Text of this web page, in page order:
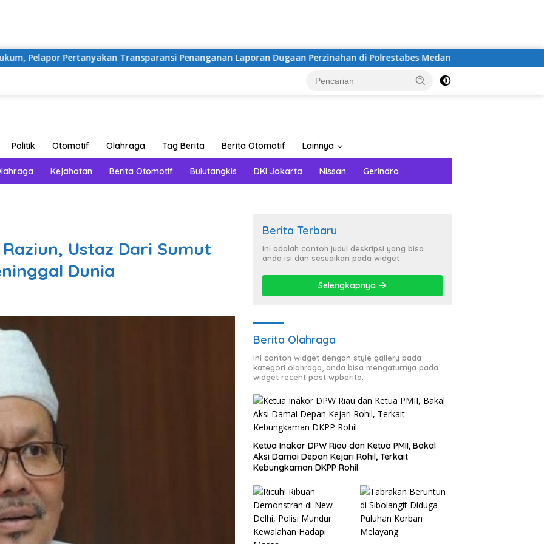
Pertanyakan Transparansi Penanganan Laporan Dugaan Perzinahan di Polrestabes Medan BPMP Sumatera Utara
Politik Otomotif Olahraga Tag Berita Berita Otomotif Lainnya
Kejahatan Berita Otomotif Bulutangkis DKI Jakarta Nissan Gerindra
Ustaz Dari Sumut
Dunia
Berita Terbaru
Ini adalah contoh judul deskripsi yang bisa
anda isi dan sesuaikan pada widget
Selengkapnya
Berita Olahraga
Ini contoh widget dengan style gallery pada
kategori olahraga, anda bisa mengaturnya pada
widget recent post wpberita.
Ketua Inakor DPW Riau dan Ketua PMII, Bakal
Aksi Damai Depan Kejari Rohil, Terkait
Kebungkaman DKPP Rohil